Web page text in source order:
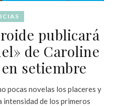
publicará
de Caroline
setiembre
pocas novelas los placeres y
intensidad de los primeros